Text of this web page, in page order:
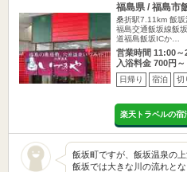
福島県 / 福島市
桑折駅7.11km 飯坂
福島交通飯坂線飯
道福島飯坂ICか…
営業時間 11:00～
入浴料金 700円～
日帰り 宿泊 切
楽天トラベルの宿
飯坂町ですが、飯坂温泉の
飯坂では大きな川の流れと